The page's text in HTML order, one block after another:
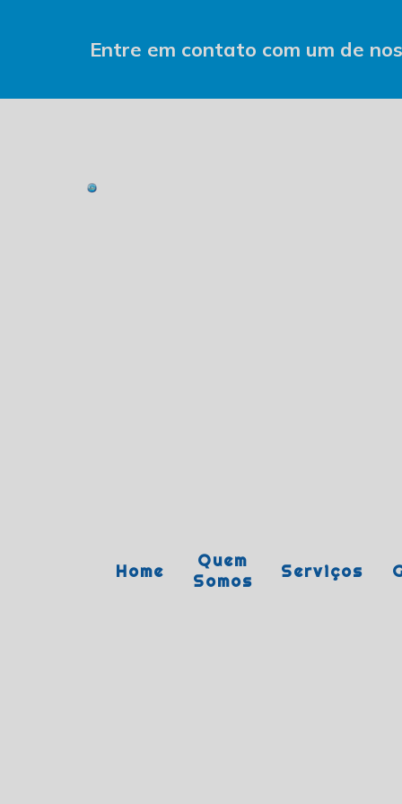
Entre em contato com um de
Home
Quem
Somos
Serviços